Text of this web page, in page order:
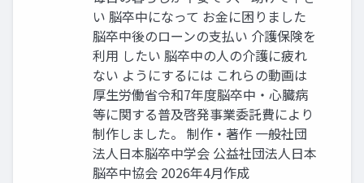
い 脳卒中になって お金に困りました
脳卒中後のローンの支払い 介護保険を
利用 したい 脳卒中の人の介護に疲れ
ない ようにするには これらの動画は
厚生労働省令和7年度脳卒中・心臓病
等に関する普及啓発事業委託費により
制作しました。 制作・著作 一般社団
法人日本脳卒中学会 公益社団法人日本
脳卒中協会 2026年4月作成